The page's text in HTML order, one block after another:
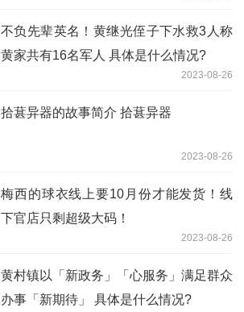
不负先辈英名！黄继光侄子下水救3人称
黄家共有16名军人 具体是什么情况?
2023-08-26
拾葚异器的故事简介 拾葚异器
2023-08-26
梅西的球衣线上要10月份才能发货！线
下官店只剩超级大码！
2023-08-26
黄村镇以「新政务」「心服务」满足群众
办事「新期待」 具体是什么情况?